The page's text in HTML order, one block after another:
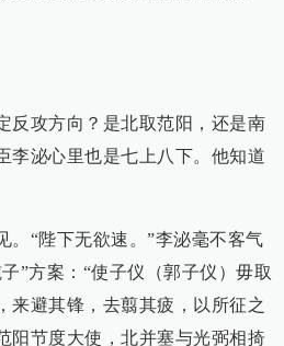
反攻方向？是北取范阳，还是南
李泌心里也是七上八下。他知道
。“陛下无欲速。”李泌毫不客气
”方案：“使子仪（郭子仪）毋取
避其锋，去翦其疲，以所征之
阳节度大使，北并塞与光弼相掎